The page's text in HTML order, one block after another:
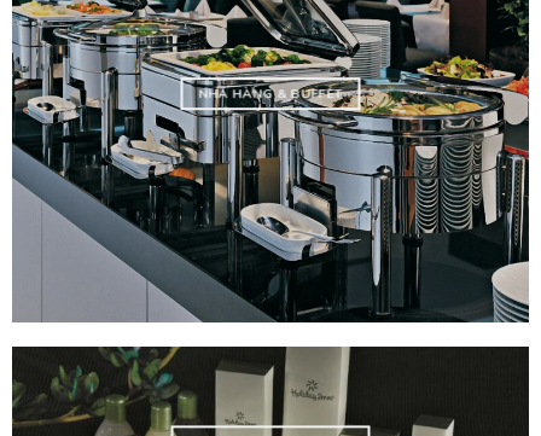
NHÀ HÀNG & BUFFET